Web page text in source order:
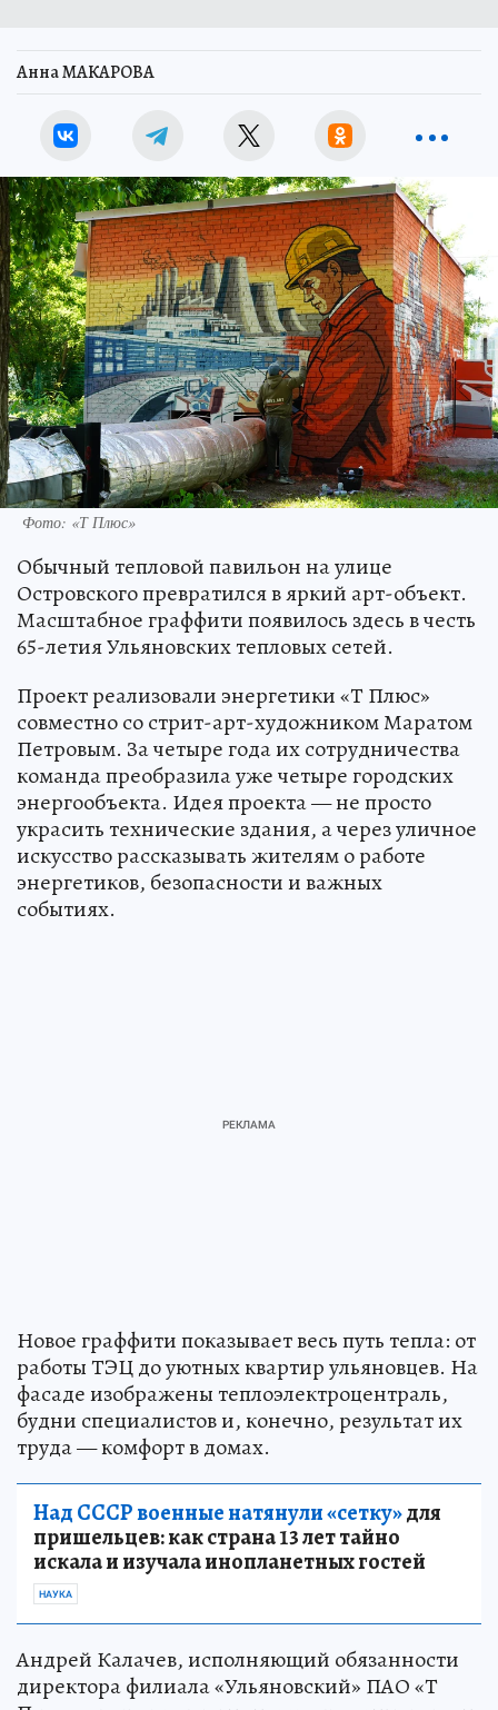
Анна МАКАРОВА
Фото: «Т Плюс»
Обычный тепловой павильон на улице
Островского превратился в яркий арт-объект.
Масштабное граффити появилось здесь в честь
65-летия Ульяновских тепловых сетей.
Проект реализовали энергетики «Т Плюс»
совместно со стрит-арт-художником Маратом
Петровым. За четыре года их сотрудничества
команда преобразила уже четыре городских
энергообъекта. Идея проекта — не просто
украсить технические здания, а через уличное
искусство рассказывать жителям о работе
энергетиков, безопасности и важных
событиях.
Новое граффити показывает весь путь тепла: от
работы ТЭЦ до уютных квартир ульяновцев. На
фасаде изображены теплоэлектроцентраль,
будни специалистов и, конечно, результат их
труда — комфорт в домах.
Над СССР военные натянули «сетку»для
пришельцев: как страна 13 лет тайно
искала и изучала инопланетных гостей
НАУКА
Андрей Калачев, исполняющий обязанности
директора филиала «Ульяновский» ПАО «Т